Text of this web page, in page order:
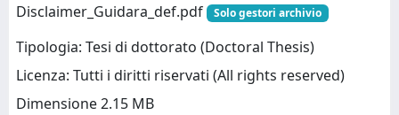
Disclaimer_Guidara_def.pdf
Solo gestori archivio
Tipologia: Tesi di dottorato (Doctoral Thesis)
Licenza: Tutti i diritti riservati (All rights reserved)
Dimensione 2.15 MB